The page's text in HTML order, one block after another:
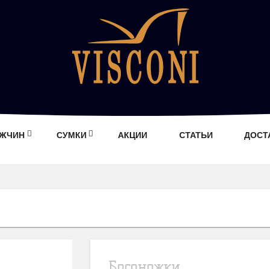
СУМКИ АКЦИИ СТАТЬИ